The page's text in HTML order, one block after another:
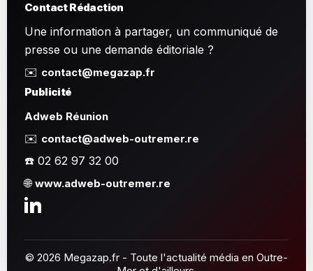
Contact Rédaction
Une information à partager, un communiqué de
presse ou une demande éditoriale ?
✉️ contact@megazap.fr
Publicité
Adweb Réunion
✉️ contact@adweb-outremer.re
☎️ 02 62 97 32 00
🌐www.adweb-outremer.re
© 2026 Megazap.fr - Toute l'actualité média en Outre-